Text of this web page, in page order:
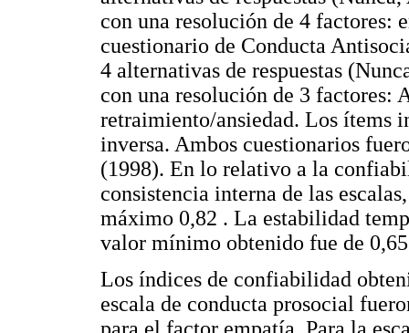
con una resolución de 4 factores:
cuestionario de Conducta
4 alternativas de respuestas
con una resolución de 3 factores:
retraimiento/ansiedad. Los ítems
inversa. Ambos cuestionarios
(1998). En lo relativo a la
consistencia interna de las
máximo 0,82 . La estabilidad
valor mínimo obtenido fue de
Los índices de confiabilidad
escala de conducta prosocial
para el factor empatía. Para la